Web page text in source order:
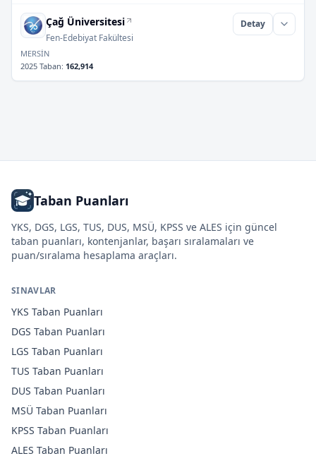
Çağ Üniversitesi
Fen-Edebiyat Fakültesi
Detay
MERSİN
2025 Taban: 162,914
Taban Puanları
YKS, DGS, LGS, TUS, DUS, MSÜ, KPSS ve ALES için güncel
taban puanları, kontenjanlar, başarı sıralamaları ve
puan/sıralama hesaplama araçları.
SINAVLAR
YKS Taban Puanları
DGS Taban Puanları
LGS Taban Puanları
TUS Taban Puanları
DUS Taban Puanları
MSÜ Taban Puanları
KPSS Taban Puanları
ALES Taban Puanları